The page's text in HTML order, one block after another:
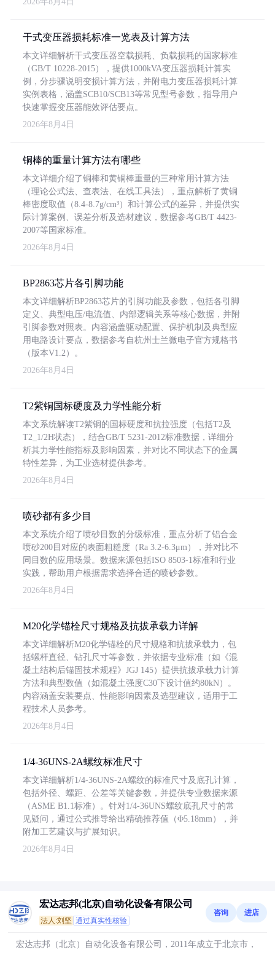
干式变压器损耗标准一览表及计算方法
本文详细解析干式变压器空载损耗、负载损耗的国家标准
（GB/T 10228-2015），提供1000kVA变压器损耗计算实
例，分步骤说明变损计算方法，并附电力变压器损耗计算
实例表格，涵盖SCB10/SCB13等常见型号参数，指导用户
快速掌握变压器能效评估要点。
2026年8月4日
铜棒的重量计算方法有哪些
本文详细介绍了铜棒和黄铜棒重量的三种常用计算方法
（理论公式法、查表法、在线工具法），重点解析了黄铜
棒密度取值（8.4-8.7g/cm³）和计算公式的差异，并提供实
际计算案例、误差分析及选材建议，数据参考GB/T 4423-
2007等国家标准。
2026年8月4日
BP2863芯片各引脚功能
本文详细解析BP2863芯片的引脚功能及参数，包括各引脚
定义、典型电压/电流值、内部逻辑关系等核心数据，并附
引脚参数对照表。内容涵盖驱动配置、保护机制及典型应
用电路设计要点，数据参考自杭州士兰微电子官方规格书
（版本V1.2）。
2026年8月4日
T2紫铜国标硬度及力学性能分析
本文系统解读T2紫铜的国标硬度和抗拉强度（包括T2及
T2_1/2H状态），结合GB/T 5231-2012标准数据，详细分
析其力学性能指标及影响因素，并对比不同状态下的金属
特性差异，为工业选材提供参考。
2026年8月4日
喷砂都有多少目
本文系统介绍了喷砂目数的分级标准，重点分析了铝合金
喷砂200目对应的表面粗糙度（Ra 3.2-6.3μm），并对比不
同目数的应用场景。数据来源包括ISO 8503-1标准和行业
实践，帮助用户根据需求选择合适的喷砂参数。
2026年8月4日
M20化学锚栓尺寸规格及抗拔承载力详解
本文详细解析M20化学锚栓的尺寸规格和抗拔承载力，包
括螺杆直径、钻孔尺寸等参数，并依据专业标准（如《混
凝土结构后锚固技术规程》JGJ 145）提供抗拔承载力计算
方法和典型数值（如混凝土强度C30下设计值约80kN）。
内容涵盖安装要点、性能影响因素及选型建议，适用于工
程技术人员参考。
2026年8月4日
1/4-36UNS-2A螺纹标准尺寸
本文详细解析1/4-36UNS-2A螺纹的标准尺寸及底孔计算，
包括外径、螺距、公差等关键参数，并提供专业数据来源
（ASME B1.1标准）。针对1/4-36UNS螺纹底孔尺寸的常
见疑问，通过公式推导给出精确推荐值（Φ5.18mm），并
附加工艺建议与扩展知识。
2026年8月4日
宏达志邦(北京)自动化设备有限公司
法人:刘坚 通过真实性核验
咨询 进店
宏达志邦（北京）自动化设备有限公司，2011年成立于北京市，